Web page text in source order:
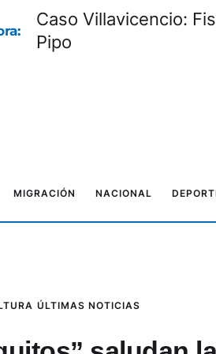
Caso Villavicencio:
Pipo
MIGRACIÓN NACIONAL
ÚLTIMAS NOTICIAS